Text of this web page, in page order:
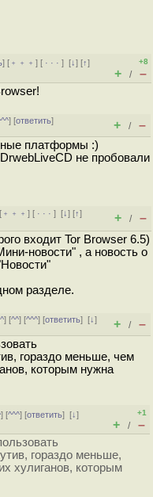
] [ ﹢﹢﹢] [ · · ·][↓] [↑]
+8
+ / –
] [ответить]
+ / –
платформы :)
не пробовали
﹢﹢﹢] [ · · ·][↓] [↑]
+ / –
входит Tor Browser 6.5)
новости" , а новость о
разделе.
^] [^^] [^^^] [ответить][↓]
+ / –
гораздо меньше, чем
которым нужна
] [^^^] [ответить][↓]
+1
+ / –
гораздо меньше,
хулиганов, которым